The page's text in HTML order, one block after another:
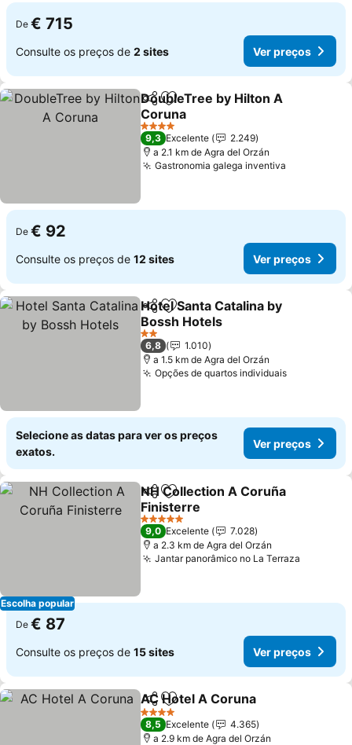
De € 715
Consulte os preços de 2 sites Ver preços
PartilharAdicionar aos favoritos
DoubleTree by Hilton A
Coruna
4 Estrelas
9,3 Excelente
2.249
a 2.1 km de Agra del Orzán
Gastronomia galega inventiva
De € 92
Consulte os preços de 12 sites Ver preços
PartilharAdicionar aos favoritos
Hotel Santa Catalina by
Bossh Hotels
2 Estrelas
6,8
1.010
a 1.5 km de Agra del Orzán
Opções de quartos individuais
Selecione as datas para ver os preços
exatos.
Ver preços
Escolha popular
PartilharAdicionar aos favoritos
NH Collection A Coruña
Finisterre
5 Estrelas
9,0 Excelente
7.028
a 2.3 km de Agra del Orzán
Jantar panorâmico no La Terraza
De € 87
Consulte os preços de 15 sites Ver preços
PartilharAdicionar aos favoritos
AC Hotel A Coruna
4 Estrelas
8,5 Excelente
4.365
a 2.9 km de Agra del Orzán